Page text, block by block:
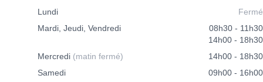
Lundi
Fermé
Mardi, Jeudi, Vendredi
08h30 - 11h30
14h00 - 18h30
Mercredi (matin fermé)
14h00 - 18h30
Samedi
09h00 - 16h00